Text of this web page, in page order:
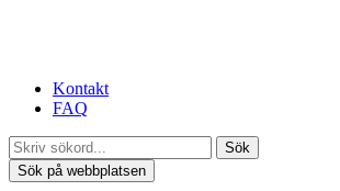
Kontakt
FAQ
Sök
Sök på webbplatsen